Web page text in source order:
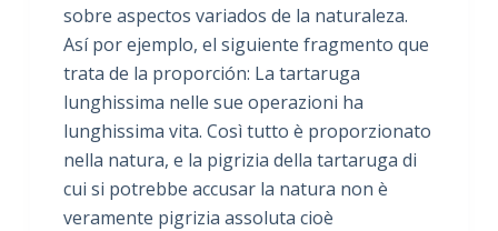
sobre aspectos variados de la naturaleza.
Así por ejemplo, el siguiente fragmento que
trata de la proporción: La tartaruga
lunghissima nelle sue operazioni ha
lunghissima vita. Così tutto è proporzionato
nella natura, e la pigrizia della tartaruga di
cui si potrebbe accusar la natura non è
veramente pigrizia assoluta cioè